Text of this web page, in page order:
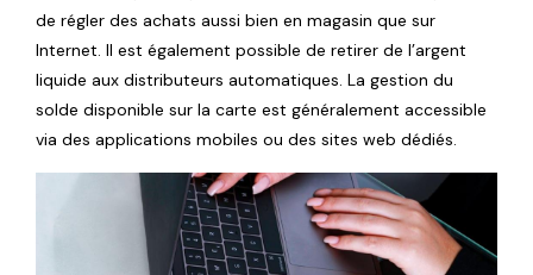
de régler des achats aussi bien en magasin que sur
Internet. Il est également possible de retirer de l’argent
liquide aux distributeurs automatiques. La gestion du
solde disponible sur la carte est généralement accessible
via des applications mobiles ou des sites web dédiés.